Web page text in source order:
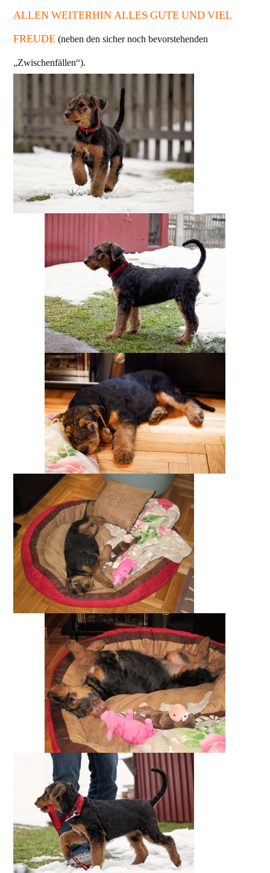
ALLEN WEITERHIN ALLES GUTE UND VIEL
FREUDE (neben den sicher noch bevorstehenden
„Zwischenfällen“).